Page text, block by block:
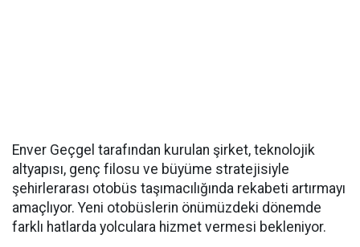
Enver Geçgel tarafından kurulan şirket, teknolojik
altyapısı, genç filosu ve büyüme stratejisiyle
şehirlerarası otobüs taşımacılığında rekabeti artırmayı
amaçlıyor. Yeni otobüslerin önümüzdeki dönemde
farklı hatlarda yolculara hizmet vermesi bekleniyor.